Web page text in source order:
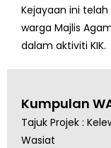
Kejayaan ini
warga Majlis
dalam aktiviti KIK.
Kumpulan
Tajuk Projek :
Wasiat